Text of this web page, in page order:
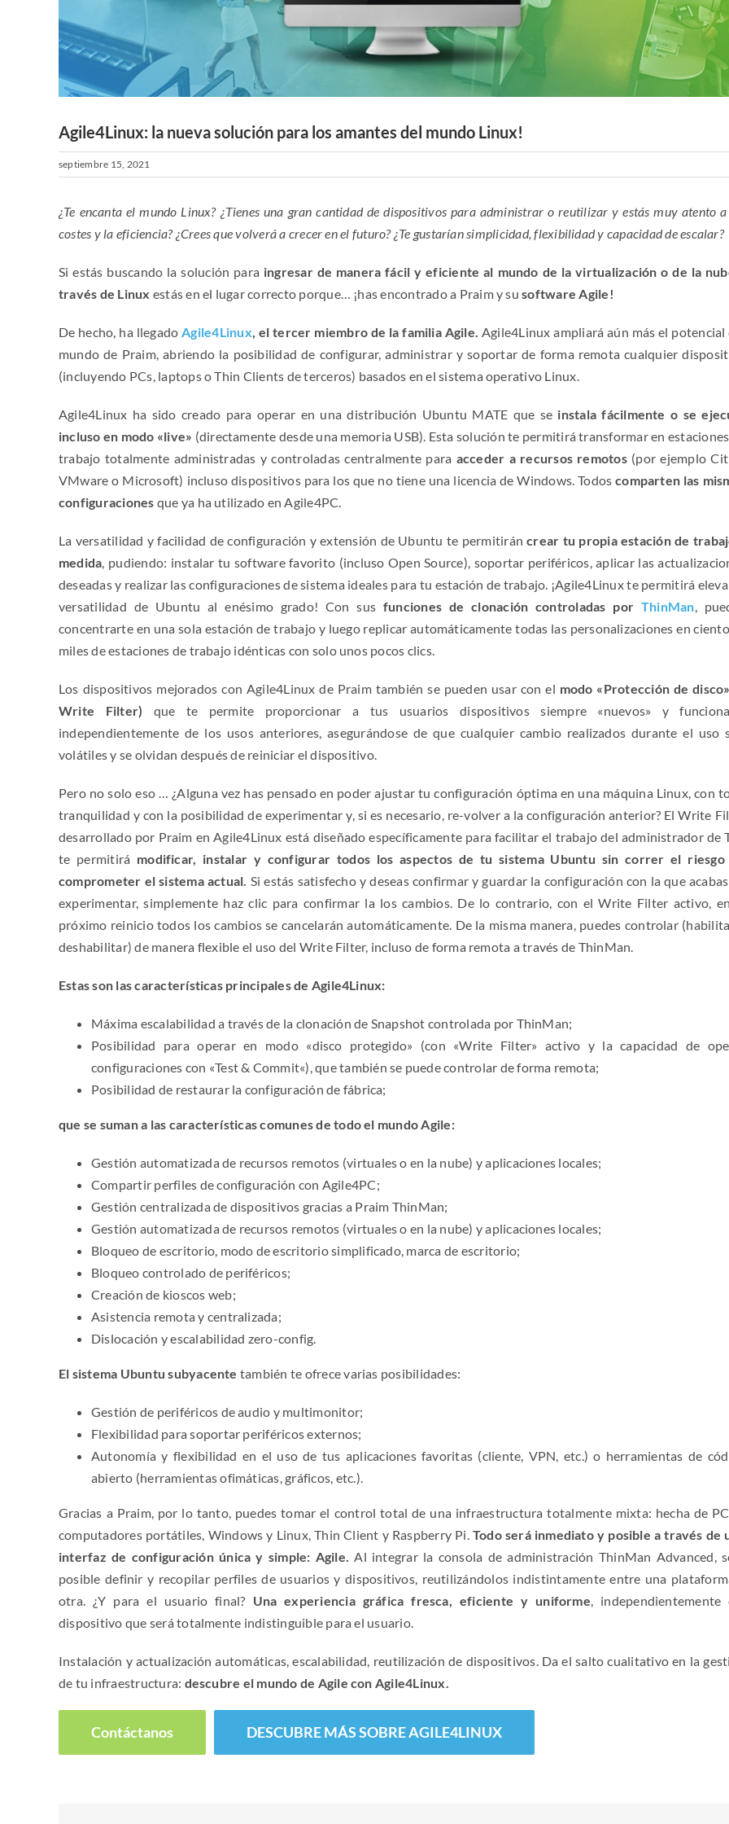
Agile4Linux: la nueva solución para los amantes del mundo Linux!
septiembre 15, 2021
¿Te encanta el mundo Linux? ¿Tienes una gran cantidad de dispositivos para administrar o reutilizar y estás muy atento
costes y la eficiencia? ¿Crees que volverá a crecer en el futuro? ¿Te gustarían simplicidad, flexibilidad y capacidad de escalar?
Si estás buscando la solución para ingresar de manera fácil y eficiente al mundo de la virtualización o de la
través de Linux estás en el lugar correcto porque… ¡has encontrado a Praim y susoftware Agile!
De hecho, ha llegadoAgile4Linux, el tercer miembro de la familia Agile. Agile4Linux ampliará aún más el potencial
mundo de Praim, abriendo la posibilidad de configurar, administrar y soportar de forma remota cualquier
(incluyendo PCs, laptops o Thin Clients de terceros) basados en el sistema operativo Linux.
Agile4Linux ha sido creado para operar en una distribución Ubuntu MATE que se instala fácilmente o se
incluso en modo «live» (directamente desde una memoria USB). Esta solución te permitirá transformar en
trabajo totalmente administradas y controladas centralmente para acceder a recursos remotos (por ejemplo
VMware o Microsoft) incluso dispositivos para los que no tiene una licencia de Windows. Todoscomparten las
configuraciones que ya ha utilizado en Agile4PC.
La versatilidad y facilidad de configuración y extensión de Ubuntu te permitiráncrear tu propia estación de
medida, pudiendo: instalar tu software favorito (incluso Open Source), soportar periféricos, aplicar las
deseadas y realizar las configuraciones de sistema ideales para tu estación de trabajo. ¡Agile4Linux te permitirá
versatilidad de Ubuntu al enésimo grado! Con sus funciones de clonación controladas por ThinMan,
concentrarte en una sola estación de trabajo y luego replicar automáticamente todas las personalizaciones en
miles de estaciones de trabajo idénticas con solo unos pocos clics.
Los dispositivos mejorados con Agile4Linux de Praim también se pueden usar con el modo «Protección de
Write Filter) que te permite proporcionar a tus usuarios dispositivos siempre «nuevos» y
independientemente de los usos anteriores, asegurándose de que cualquier cambio realizados durante el uso
volátiles y se olvidan después de reiniciar el dispositivo.
Pero no solo eso … ¿Alguna vez has pensado en poder ajustar tu configuración óptima en una máquina Linux, con
tranquilidad y con la posibilidad de experimentar y, si es necesario, re-volver a la configuración anterior? El Write
desarrollado por Praim en Agile4Linux está diseñado específicamente para facilitar el trabajo del administrador de
te permitirá modificar, instalar y configurar todos los aspectos de tu sistema Ubuntu sin correr el riesgo
comprometer el sistema actual. Si estás satisfecho y deseas confirmar y guardar la configuración con la que
experimentar, simplemente haz clic para confirmar la los cambios. De lo contrario, con el Write Filter activo,
próximo reinicio todos los cambios se cancelarán automáticamente. De la misma manera, puedes controlar
deshabilitar) de manera flexible el uso del Write Filter, incluso de forma remota a través de ThinMan.
Estas son las características principales de Agile4Linux:
Máxima escalabilidad a través de la clonación de Snapshot controlada por ThinMan;
Posibilidad para operar en modo «disco protegido» (con «Write Filter» activo y la capacidad de
configuraciones con «Test & Commit«), que también se puede controlar de forma remota;
Posibilidad de restaurar la configuración de fábrica;
que se suman a las características comunes de todo el mundo Agile:
Gestión automatizada de recursos remotos (virtuales o en la nube) y aplicaciones locales;
Compartir perfiles de configuración con Agile4PC;
Gestión centralizada de dispositivos gracias a Praim ThinMan;
Gestión automatizada de recursos remotos (virtuales o en la nube) y aplicaciones locales;
Bloqueo de escritorio, modo de escritorio simplificado, marca de escritorio;
Bloqueo controlado de periféricos;
Creación de kioscos web;
Asistencia remota y centralizada;
Dislocación y escalabilidad zero-config.
El sistema Ubuntu subyacente también te ofrece varias posibilidades:
Gestión de periféricos de audio y multimonitor;
Flexibilidad para soportar periféricos externos;
Autonomía y flexibilidad en el uso de tus aplicaciones favoritas (cliente, VPN, etc.) o herramientas de
abierto (herramientas ofimáticas, gráficos, etc.).
Gracias a Praim, por lo tanto, puedes tomar el control total de una infraestructura totalmente mixta: hecha de
computadores portátiles, Windows y Linux, Thin Client y Raspberry Pi. Todo será inmediato y posible a través de
interfaz de configuración única y simple: Agile. Al integrar la consola de administración ThinMan Advanced,
posible definir y recopilar perfiles de usuarios y dispositivos, reutilizándolos indistintamente entre una
otra. ¿Y para el usuario final? Una experiencia gráfica fresca, eficiente y uniforme, independientemente
dispositivo que será totalmente indistinguible para el usuario.
Instalación y actualización automáticas, escalabilidad, reutilización de dispositivos. Da el salto cualitativo en la
de tu infraestructura: descubre el mundo de Agile con Agile4Linux.
Contáctanos DESCUBRE MÁS SOBRE AGILE4LINUX